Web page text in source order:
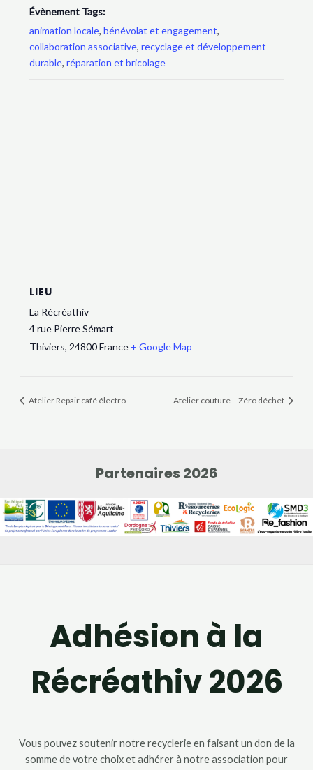
Évènement Tags:
animation locale,bénévolat et engagement,
collaboration associative,recyclage et développement
durable,réparation et bricolage
LIEU
La Récréathiv
4 rue Pierre Sémart
Thiviers, 24800 France + Google Map
Atelier Repair café électro Atelier couture – Zéro déchet
Partenaires 2026
Adhésion à la
Récréathiv 2026
Vous pouvez soutenir notre recyclerie en faisant un don de la
somme de votre choix et adhérer à notre association pour